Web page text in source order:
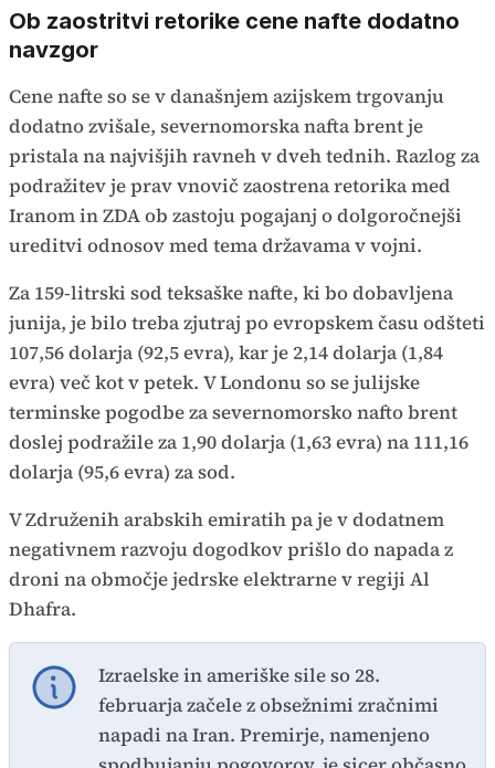
Ob zaostritvi retorike cene nafte dodatno
navzgor
Cene nafte so se v današnjem azijskem trgovanju
dodatno zvišale, severnomorska nafta brent je
pristala na najvišjih ravneh v dveh tednih. Razlog za
podražitev je prav vnovič zaostrena retorika med
Iranom in ZDA ob zastoju pogajanj o dolgoročnejši
ureditvi odnosov med tema državama v vojni.
Za 159-litrski sod teksaške nafte, ki bo dobavljena
junija, je bilo treba zjutraj po evropskem času odšteti
107,56 dolarja (92,5 evra), kar je 2,14 dolarja (1,84
evra) več kot v petek. V Londonu so se julijske
terminske pogodbe za severnomorsko nafto brent
doslej podražile za 1,90 dolarja (1,63 evra) na 111,16
dolarja (95,6 evra) za sod.
V Združenih arabskih emiratih pa je v dodatnem
negativnem razvoju dogodkov prišlo do napada z
droni na območje jedrske elektrarne v regiji Al
Dhafra.
Izraelske in ameriške sile so 28.
februarja začele z obsežnimi zračnimi
napadi na Iran. Premirje, namenjeno